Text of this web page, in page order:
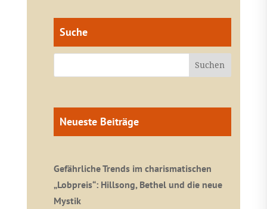
Suche
Neueste Beiträge
Gefährliche Trends im charismatischen
„Lobpreis“: Hillsong, Bethel und die neue
Mystik